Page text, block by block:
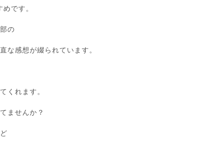
めです。
の
な感想が綴られています。
くれます。
ませんか？